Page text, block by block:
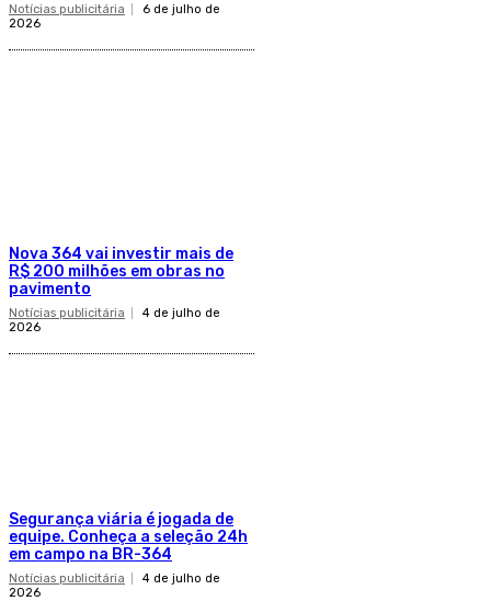
Notícias publicitária
6 de julho de
2026
Nova 364 vai investir mais de
R$ 200 milhões em obras no
pavimento
Notícias publicitária
4 de julho de
2026
Segurança viária é jogada de
equipe. Conheça a seleção 24h
em campo na BR-364
Notícias publicitária
4 de julho de
2026